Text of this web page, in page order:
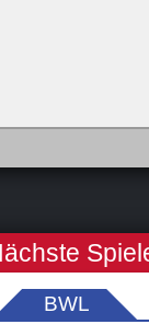
BWL